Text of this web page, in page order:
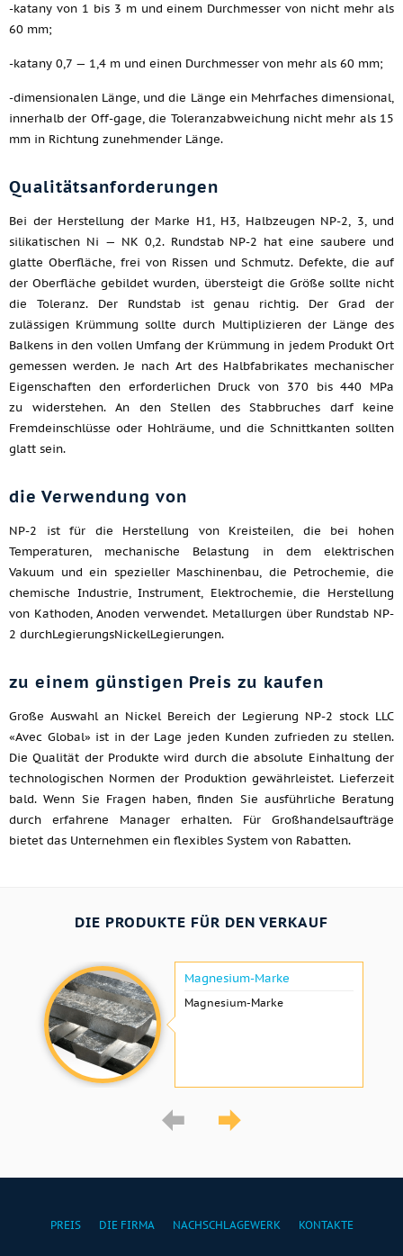
-katany von 1 bis 3 m und einem Durchmesser von nicht mehr als
60 mm;
-katany 0,7 — 1,4 m und einen Durchmesser von mehr als 60 mm;
-dimensionalen Länge, und die Länge ein Mehrfaches dimensional,
innerhalb der Off-gage, die Toleranzabweichung nicht mehr als 15
mm in Richtung zunehmender Länge.
Qualitätsanforderungen
Bei der Herstellung der Marke H1, H3, Halbzeugen NP-2, 3, und
silikatischen Ni — NK 0,2. Rundstab NP-2 hat eine saubere und
glatte Oberfläche, frei von Rissen und Schmutz. Defekte, die auf
der Oberfläche gebildet wurden, übersteigt die Größe sollte nicht
die Toleranz. Der Rundstab ist genau richtig. Der Grad der
zulässigen Krümmung sollte durch Multiplizieren der Länge des
Balkens in den vollen Umfang der Krümmung in jedem Produkt Ort
gemessen werden. Je nach Art des Halbfabrikates mechanischer
Eigenschaften den erforderlichen Druck von 370 bis 440 MPa
zu widerstehen. An den Stellen des Stabbruches darf keine
Fremdeinschlüsse oder Hohlräume, und die Schnittkanten sollten
glatt sein.
die Verwendung von
NP-2 ist für die Herstellung von Kreisteilen, die bei hohen
Temperaturen, mechanische Belastung in dem elektrischen
Vakuum und ein spezieller Maschinenbau, die Petrochemie, die
chemische Industrie, Instrument, Elektrochemie, die Herstellung
von Kathoden, Anoden verwendet. Metallurgen über Rundstab NP-
2 durchLegierungsNickelLegierungen.
zu einem günstigen Preis zu kaufen
Große Auswahl an Nickel Bereich der Legierung NP-2 stock LLC
«Avec Global» ist in der Lage jeden Kunden zufrieden zu stellen.
Die Qualität der Produkte wird durch die absolute Einhaltung der
technologischen Normen der Produktion gewährleistet. Lieferzeit
bald. Wenn Sie Fragen haben, finden Sie ausführliche Beratung
durch erfahrene Manager erhalten. Für Großhandelsaufträge
bietet das Unternehmen ein flexibles System von Rabatten.
DIE PRODUKTE FÜR DEN VERKAUF
Magnesium-Marke
Magnesium-Marke
PREIS DIE FIRMA NACHSCHLAGEWERK KONTAKTE